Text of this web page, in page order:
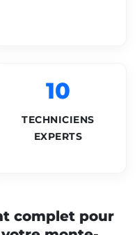
10
TECHNICIENS
EXPERTS
complet pour